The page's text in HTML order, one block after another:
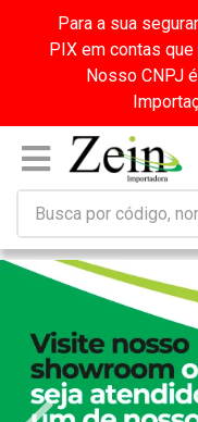
Para a sua
PIX em contas
Nosso CNPJ